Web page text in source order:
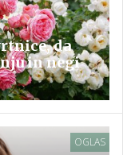
da
in negi
OGLAS